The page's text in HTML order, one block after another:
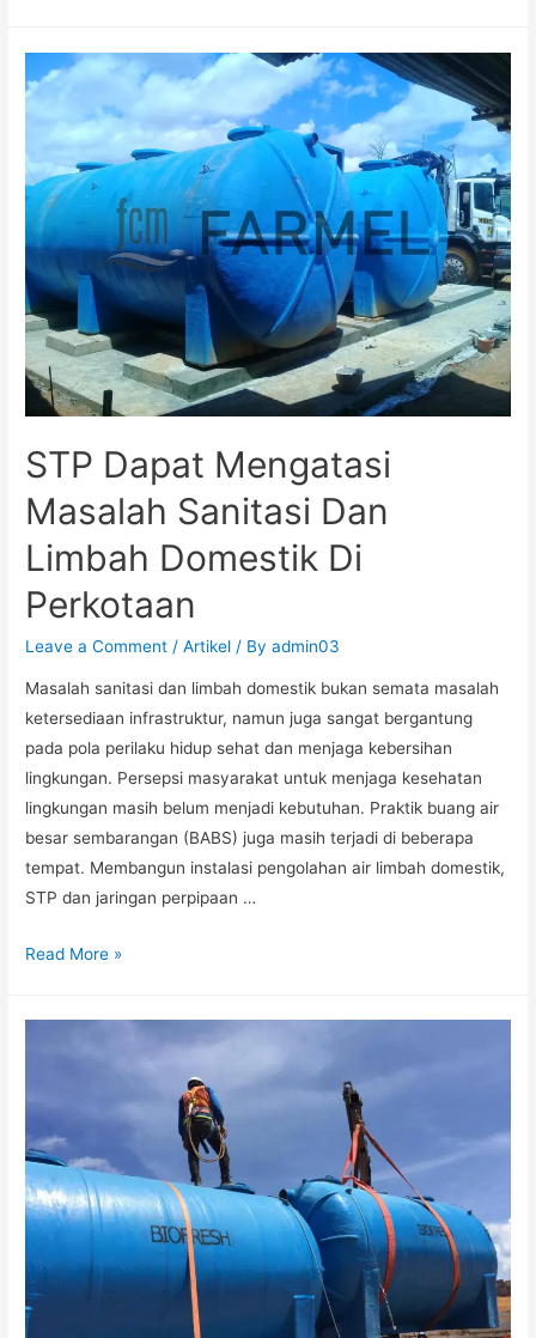
STP Dapat Mengatasi
Masalah Sanitasi Dan
Limbah Domestik Di
Perkotaan
Leave a Comment /Artikel / Byadmin03
Masalah sanitasi dan limbah domestik bukan semata masalah
ketersediaan infrastruktur, namun juga sangat bergantung
pada pola perilaku hidup sehat dan menjaga kebersihan
lingkungan. Persepsi masyarakat untuk menjaga kesehatan
lingkungan masih belum menjadi kebutuhan. Praktik buang air
besar sembarangan (BABS) juga masih terjadi di beberapa
tempat. Membangun instalasi pengolahan air limbah domestik,
STP dan jaringan perpipaan …
Read More »